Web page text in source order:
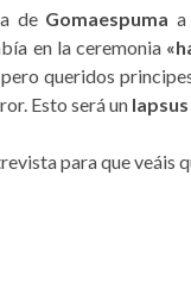
de Gomaespuma
en la ceremonia
queridos
Esto será un
para que veáis